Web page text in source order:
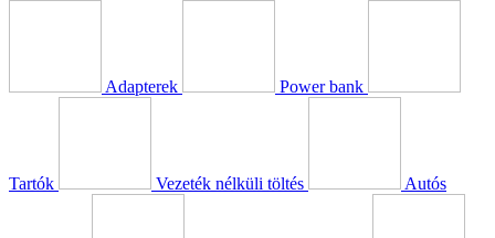
Adapterek Power bank
Tartók Vezeték nélküli töltés Autós